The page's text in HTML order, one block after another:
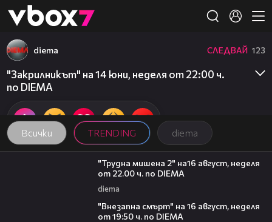
👾
Всички TRENDING diema
diema СЛЕДВАЙ 123
"Закрилникът" на 14 юни, неделя от 22:00 ч.
по DIEMA
00:31
"Трудна мишена 2" на16 август, неделя
от 22.00 ч. по DIEMA
diema
"Внезапна смърт" на 16 август, неделя
от 19:50 ч. по DIEMA